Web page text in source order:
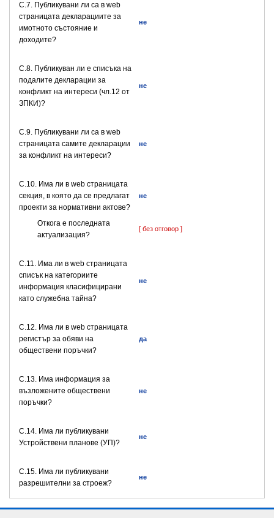
C.7. Публикувани ли са в web
страницата декларациите за
имотното състояние и
доходите?
не
C.8. Публикуван ли е списъка на
подалите декларации за
конфликт на интереси (чл.12 от
ЗПКИ)?
не
C.9. Публикувани ли са в web
страницата самите декларации
за конфликт на интереси?
не
C.10. Има ли в web страницата
секция, в която да се предлагат
проекти за нормативни актове?
не
Откога е последната
актуализация?
[ без отговор ]
C.11. Има ли в web страницата
списък на категориите
информация класифицирани
като служебна тайна?
не
C.12. Има ли в web страницата
регистър за обяви на
обществени поръчки?
да
C.13. Има информация за
възложените обществени
поръчки?
не
C.14. Има ли публикувани
Устройствени планове (УП)?
не
C.15. Има ли публикувани
разрешителни за строеж?
не